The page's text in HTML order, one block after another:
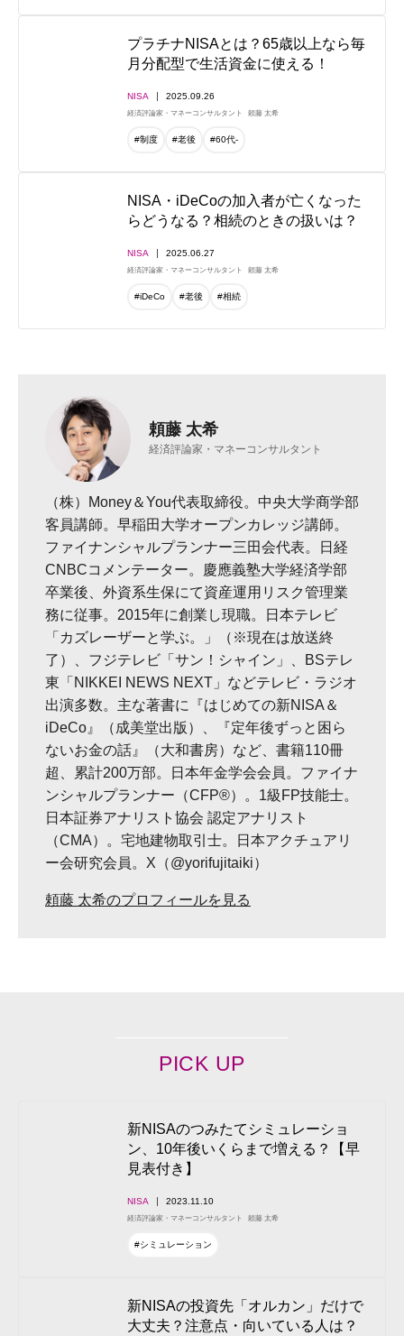
プラチナNISAとは？65歳以上なら毎
月分配型で生活資金に使える！
NISA 2025.09.26
経済評論家・マネーコンサルタント 頼藤 太希
#制度 #老後 #60代-
NISA・iDeCoの加入者が亡くなった
らどうなる？相続のときの扱いは？
NISA 2025.06.27
経済評論家・マネーコンサルタント 頼藤 太希
#iDeCo #老後 #相続
頼藤 太希
経済評論家・マネーコンサルタント
（株）Money＆You代表取締役。中央大学商学部
客員講師。早稲田大学オープンカレッジ講師。
ファイナンシャルプランナー三田会代表。日経
CNBCコメンテーター。慶應義塾大学経済学部
卒業後、外資系生保にて資産運用リスク管理業
務に従事。2015年に創業し現職。日本テレビ
「カズレーザーと学ぶ。」（※現在は放送終
了）、フジテレビ「サン！シャイン」、BSテレ
東「NIKKEI NEWS NEXT」などテレビ・ラジオ
出演多数。主な著書に『はじめての新NISA＆
iDeCo』（成美堂出版）、『定年後ずっと困ら
ないお金の話』（大和書房）など、書籍110冊
超、累計200万部。日本年金学会会員。ファイナ
ンシャルプランナー（CFP®）。1級FP技能士。
日本証券アナリスト協会 認定アナリスト
（CMA）。宅地建物取引士。日本アクチュアリ
ー会研究会員。X（@yorifujitaiki）
頼藤 太希のプロフィールを見る
PICK UP
新NISAのつみたてシミュレーショ
ン、10年後いくらまで増える？【早
見表付き】
NISA 2023.11.10
経済評論家・マネーコンサルタント 頼藤 太希
#シミュレーション
新NISAの投資先「オルカン」だけで
大丈夫？注意点・向いている人は？